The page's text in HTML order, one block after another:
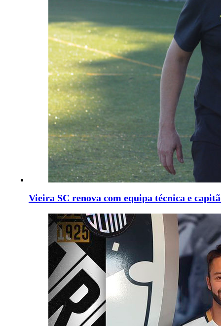
Vieira SC renova com equipa técnica e